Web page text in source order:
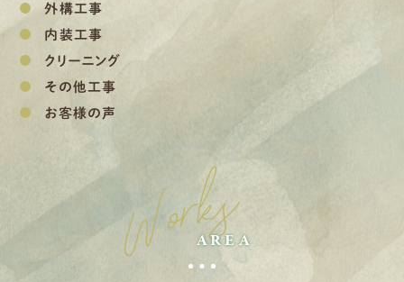
外構工事
内装工事
クリーニング
その他工事
お客様の声
Works
AREA